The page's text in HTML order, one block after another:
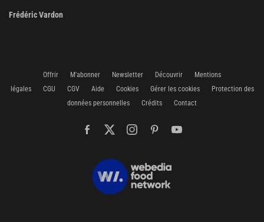
Frédéric Vardon
Offrir M'abonner Newsletter Découvrir
Mentions
légales
CGU CGV Aide Cookies Gérer les cookies
Protection des
données personnelles
Crédits Contact